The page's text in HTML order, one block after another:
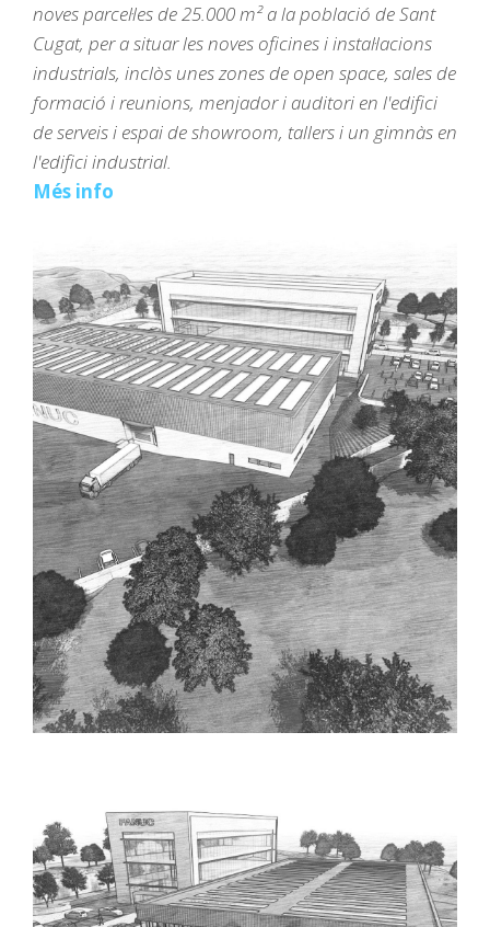
noves parcel·les de 25.000 m² a la població de Sant
Cugat, per a situar les noves oficines i instal·lacions
industrials, inclòs unes zones de open space, sales de
formació i reunions, menjador i auditori en l'edifici
de serveis i espai de showroom, tallers i un gimnàs en
l'edifici industrial.
Més info